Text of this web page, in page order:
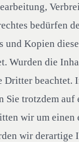
bedürfen
Kopien
Wurden die
beachtet.
Sie trotzdem auf
wir um einen
wir derartige